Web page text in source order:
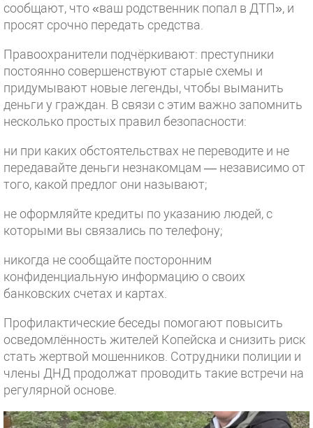
сообщают, что «ваш родственник попал в ДТП», и
просят срочно передать средства.
Правоохранители подчёркивают: преступники
постоянно совершенствуют старые схемы и
придумывают новые легенды, чтобы выманить
деньги у граждан. В связи с этим важно запомнить
несколько простых правил безопасности:
ни при каких обстоятельствах не переводите и не
передавайте деньги незнакомцам — независимо от
того, какой предлог они называют;
не оформляйте кредиты по указанию людей, с
которыми вы связались по телефону;
никогда не сообщайте посторонним
конфиденциальную информацию о своих
банковских счетах и картах.
Профилактические беседы помогают повысить
осведомлённость жителей Копейска и снизить риск
стать жертвой мошенников. Сотрудники полиции и
члены ДНД продолжат проводить такие встречи на
регулярной основе.